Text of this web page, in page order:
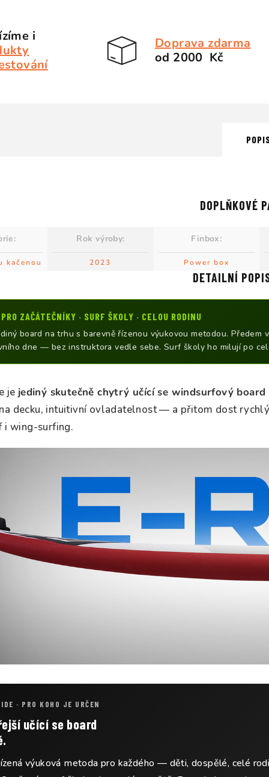
i
Doprava zdarma
od 2000 Kč
DETAILNÍ
ZAČÁTEČNÍKY · SURF ŠKOLY · CELOU RODINU
board na trhu s barevně řízenou výukovou metodou.
dne — bez instruktora vedle sebe. Surf školy ho milují po
je jediný skutečně chytrý učící se windsurfový
decku, intuitivní ovladatelnost — a přitom dost
i wing-surfing.
· PRO KOHO JE URČEN
učící se board
výuková metoda pro každého — děti, dospělé, celé
DOPLŇKOVÉ
:
kačenou
Rok výroby:
2023
Finbox:
Power box